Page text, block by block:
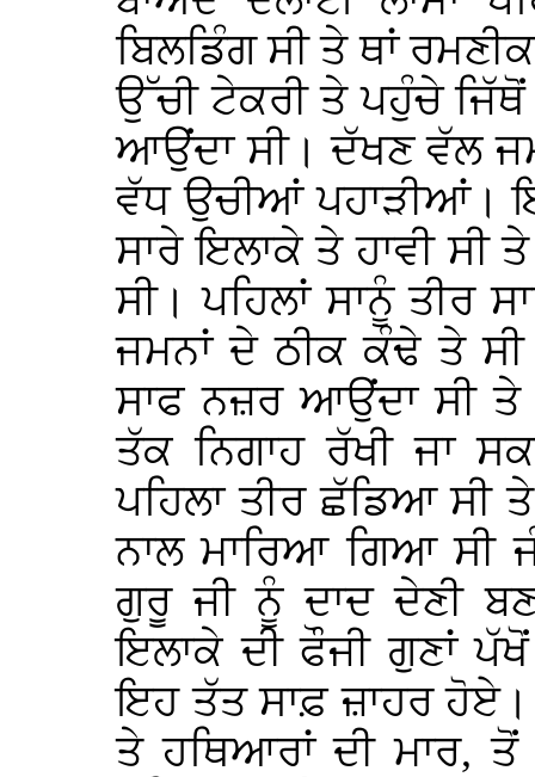
ਬਿਲਡਿੰਗ ਸੀ ਤੇ ਥਾਂ
ਉੱਚੀ ਟੇਕਰੀ ਤੇ ਪਹੁੰਚੇ
ਆਉਂਦਾ ਸੀ। ਦੱਖਣ ਵੱਲ
ਵੱਧ ਉਚੀਆਂ ਪਹਾੜੀਆਂ।
ਸਾਰੇ ਇਲਾਕੇ ਤੇ ਹਾਵੀ
ਸੀ। ਪਹਿਲਾਂ ਸਾਨੂੰ ਤੀਰ
ਜਮਨਾਂ ਦੇ ਠੀਕ ਕੰਢੇ ਤੇ
ਸਾਫ ਨਜ਼ਰ ਆਉਂਦਾ ਸੀ
ਤੱਕ ਨਿਗਾਹ ਰੱਖੀ ਜਾ
ਪਹਿਲਾ ਤੀਰ ਛੱਡਿਆ ਸੀ
ਨਾਲ ਮਾਰਿਆ ਗਿਆ
ਗੁਰੂ ਜੀ ਨੂੰ ਦਾਦ ਦੇਣੀ
ਇਲਾਕੇ ਦੀ ਫੌਜੀ ਗੁਣਾਂ
ਇਹ ਤੱਤ ਸਾਫ਼ ਜ਼ਾਹਰ
ਤੇ ਹਥਿਆਰਾਂ ਦੀ ਮਾਰ, ਤੋਂ